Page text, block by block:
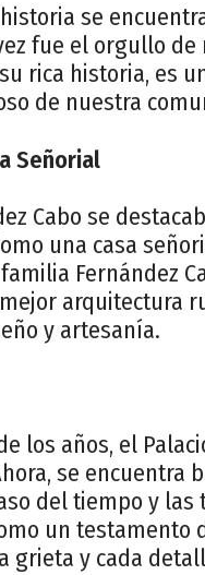
se
fue el orgullo de
rica historia, es
de nuestra
Señorial
Cabo se
una casa
Fernández
arquitectura
y artesanía.
los años, el
se
del tiempo y
un
grieta y cada